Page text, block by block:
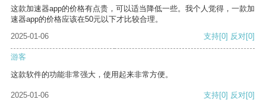
这款加速器app的价格有点贵，可以适当降低一些。我个人觉得，一款加
速器app的价格应该在50元以下才比较合理。
2025-01-06
支持[0] 反对[0]
游客
这款软件的功能非常强大，使用起来非常方便。
2025-01-06 支持[0] 反对[0]